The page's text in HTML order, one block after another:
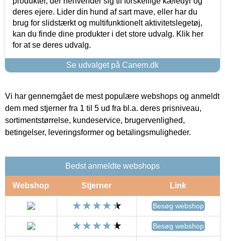
deres ejere. Lider din hund af sart mave, eller har du
brug for slidstærkt og multifunktionelt aktivitetslegetøj,
kan du finde dine produkter i det store udvalg. Klik her
for at se deres udvalg.
Se udvalget på Canem.dk
Vi har gennemgået de mest populære webshops og anmeldt
dem med stjerner fra 1 til 5 ud fra bl.a. deres prisniveau,
sortimentstørrelse, kundeservice, brugervenlighed,
betingelser, leveringsformer og betalingsmuligheder.
Bedst anmeldte webshops
Webshop Stjerner Link
Besøg webshop
Besøg webshop